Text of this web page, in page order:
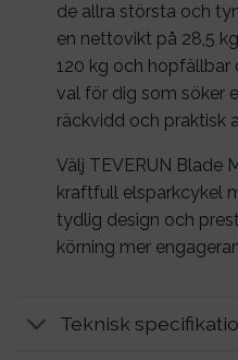
de allra största och
en nettovikt på 28,5
120 kg och hopfällbar
val för dig som söker
räckvidd och praktisk
Välj TEVERUN Blade
kraftfull elsparkcykel
tydlig design och
körning mer
Teknisk